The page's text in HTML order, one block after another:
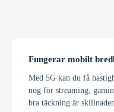
Fungerar mobilt
Med 5G kan du få
nog för streaming,
bra täckning är